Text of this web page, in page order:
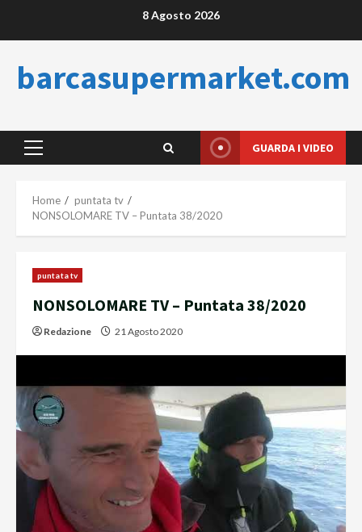
8 Agosto 2026
barcasupermarket.com
Primary
GUARDA I VIDEO
Home
puntata tv
NONSOLOMARE TV – Puntata 38/2020
puntata tv
NONSOLOMARE TV – Puntata 38/2020
Redazione 21 Agosto 2020